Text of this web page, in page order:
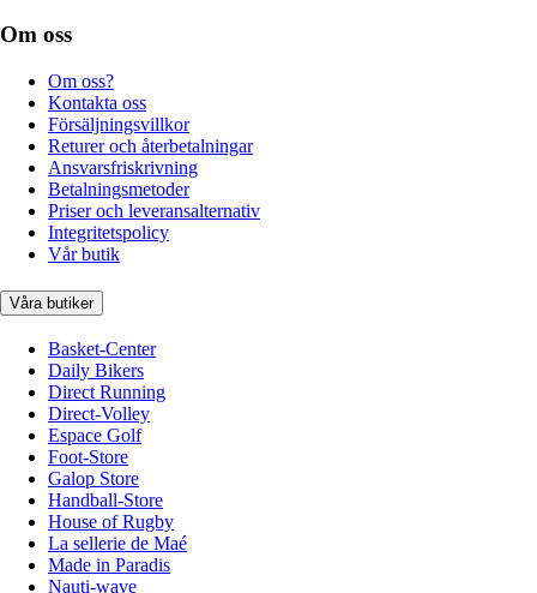
Om oss
Om oss?
Kontakta oss
Försäljningsvillkor
Returer och återbetalningar
Ansvarsfriskrivning
Betalningsmetoder
Priser och leveransalternativ
Integritetspolicy
Vår butik
Våra butiker
Basket-Center
Daily Bikers
Direct Running
Direct-Volley
Espace Golf
Foot-Store
Galop Store
Handball-Store
House of Rugby
La sellerie de Maé
Made in Paradis
Nauti-wave